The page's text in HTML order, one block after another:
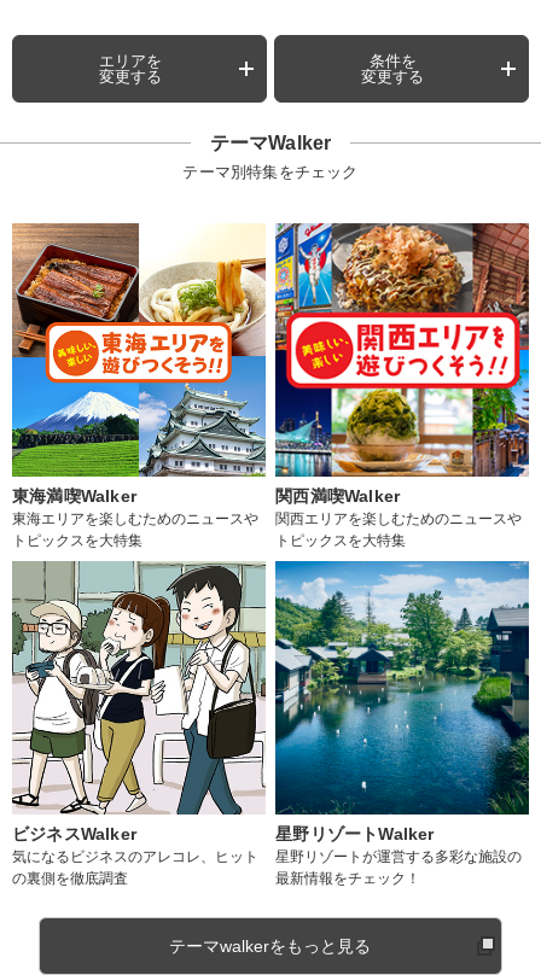
エリアを
変更する
条件を
変更する
テーマWalker
テーマ別特集をチェック
東海満喫Walker
東海エリアを楽しむためのニュースや
トピックスを大特集
関西満喫Walker
関西エリアを楽しむためのニュースや
トピックスを大特集
ビジネスWalker
気になるビジネスのアレコレ、ヒット
の裏側を徹底調査
星野リゾートWalker
星野リゾートが運営する多彩な施設の
最新情報をチェック！
テーマwalkerをもっと見る